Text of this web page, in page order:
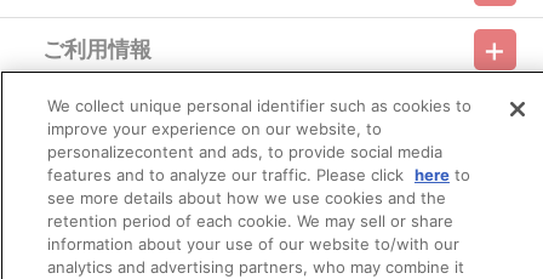
利用規約 特定商取引法に基づく表示
プライバシーオプション 会社概要
ご利用情報
ご利用ガイド サイトマップ 推奨環境
Do Not Sell or Share My Personal Information
会員メニュー
ログイン 会員規約 新規会員登録
その他のご案内
バンダイナムコフィルムワークス
We collect unique personal identifier such as cookies to
improve your experience on our website, to
personalizecontent and ads, to provide social media
features and to analyze our traffic. Please click hereto
see more details about how we use cookies and the
retention period of each cookie. We may sell or share
information about your use of our website to/with our
analytics and advertising partners, who may combine it